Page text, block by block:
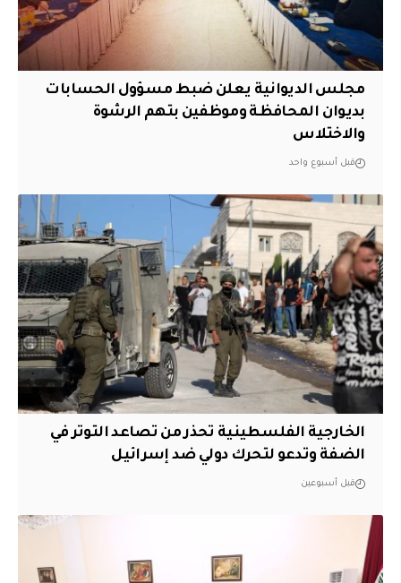
مجلس الديوانية يعلن ضبط مسؤول الحسابات
بديوان المحافظة وموظفين بتهم الرشوة
والاختلاس
قبل أسبوع واحد
الخارجية الفلسطينية تحذر من تصاعد التوتر في
الضفة وتدعو لتحرك دولي ضد إسرائيل
قبل أسبوعين